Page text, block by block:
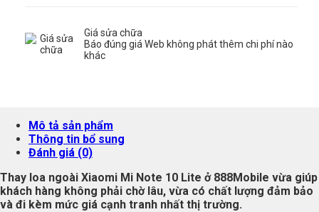
Giá sửa chữa
Báo đúng giá Web không phát thêm chi phí nào
khác
Mô tả sản phẩm
Thông tin bổ sung
Đánh giá (0)
Thay loa ngoài Xiaomi Mi Note 10 Lite ở 888Mobile vừa giúp
khách hàng không phải chờ lâu, vừa có chất lượng đảm bảo
và đi kèm mức giá cạnh tranh nhất thị trường.